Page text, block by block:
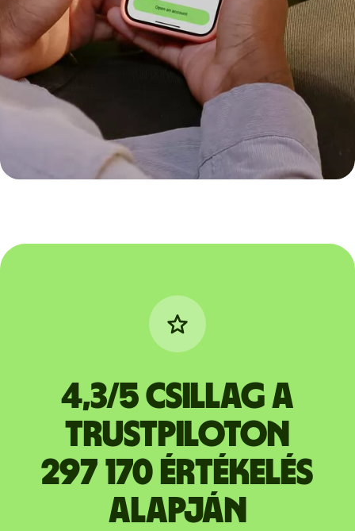
4,3/5 csillag a
Trustpiloton
297 170 értékelés
alapján